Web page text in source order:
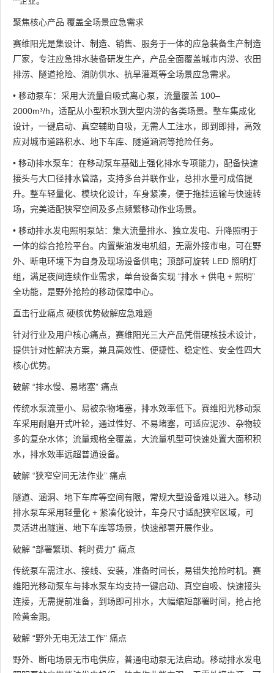
聚焦核心产品 覆盖全场景应急需求
赛维阳光是集设计、制造、销售、服务于一体的应急装备生产制造
厂家，专注应急排水装备研发生产，产品全面覆盖城市内涝、农田
排涝、隧道抢险、消防供水、抗旱灌溉等全场景应急需求。
• 移动泵车：采用大流量自吸式离心泵，流量覆盖 100–
2000m³/h，适配从小型积水到大型内涝的各类场景。整车集成化
设计，一键启动、真空辅助自吸，无需人工注水，即到即排，高效
应对城市道路积水、地下车库、隧道涵洞等抢险任务。
• 移动排水泵车：在移动泵车基础上强化排水专项能力，配备快速
接头与大口径排水管路，支持多台并联作业，总排水量可成倍提
升。整车轻量化、模块化设计，车身紧凑，便于拖挂运输与快速转
场，完美适配狭窄空间及多点频繁移动作业场景。
• 移动排水发电照明泵站：集大流量排水、独立发电、升降照明于
一体的综合抢险平台。内置柴油发电机组，无需外接市电，可在野
外、断电环境下为自身及现场设备供电；顶部可旋转 LED 照明灯
组，满足夜间连续作业需求，单台设备实现 “排水 + 供电 + 照明”
全功能，是野外抢险的移动保障中心。
直击行业痛点 硬核优势破解应急难题
针对行业及用户核心痛点，赛维阳光三大产品凭借硬核技术设计，
提供针对性解决方案，兼具高效性、便捷性、稳定性、安全性四大
核心优势。
破解 “排水慢、易堵塞” 痛点
传统水泵流量小、易被杂物堵塞，排水效率低下。赛维阳光移动泵
车采用耐磨开式叶轮，通过性好、不易堵塞，可适应泥沙、杂物较
多的复杂水体；流量规格全覆盖，大流量机型可快速处置大面积积
水，排水效率远超普通设备。
破解 “狭窄空间无法作业” 痛点
隧道、涵洞、地下车库等空间有限，常规大型设备难以进入。移动
排水泵车采用轻量化 + 紧凑化设计，车身尺寸适配狭窄区域，可
灵活进出隧道、地下车库等场景，快速部署开展作业。
破解 “部署繁琐、耗时费力” 痛点
传统泵车需注水、接线、安装，准备时间长，易错失抢险时机。赛
维阳光移动泵车与排水泵车均支持一键启动、真空自吸、快速接头
连接，无需提前准备，到场即可排水，大幅缩短部署时间，抢占抢
险黄金期。
破解 “野外无电无法工作” 痛点
野外、断电场景无市电供应，普通电动泵无法启动。移动排水发电